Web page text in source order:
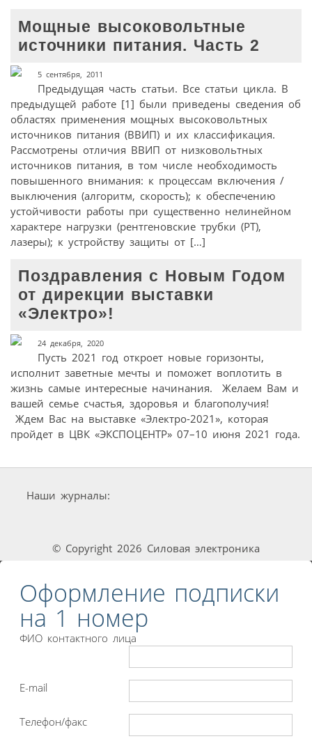
Мощные высоковольтные
источники питания. Часть 2
5 сентября, 2011
Предыдущая часть статьи. Все статьи цикла. В
предыдущей работе [1] были приведены сведения об
областях применения мощных высоковольтных
источников питания (ВВИП) и их классификация.
Рассмотрены отличия ВВИП от низковольтных
источников питания, в том числе необходимость
повышенного внимания: к процессам включения /
выключения (алгоритм, скорость); к обеспечению
устойчивости работы при существенно нелинейном
характере нагрузки (рентгеновские трубки (РТ),
лазеры); к устройству защиты от […]
Поздравления с Новым Годом
от дирекции выставки
«Электро»!
24 декабря, 2020
Пусть 2021 год откроет новые горизонты,
исполнит заветные мечты и поможет воплотить в
жизнь самые интересные начинания. Желаем Вам и
вашей семье счастья, здоровья и благополучия!
Ждем Вас на выставке «Электро-2021», которая
пройдет в ЦВК «ЭКСПОЦЕНТР» 07–10 июня 2021 года.
Наши журналы:
© Copyright 2026 Силовая электроника
Оформление подписки
на 1 номер
ФИО контактного лица
E-mail
Телефон/факс